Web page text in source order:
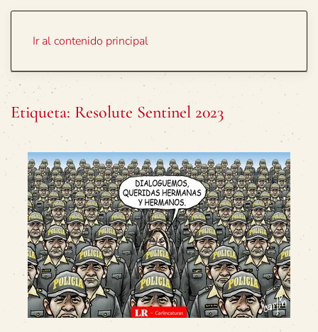
Ir al contenido principal
Etiqueta: Resolute Sentinel 2023